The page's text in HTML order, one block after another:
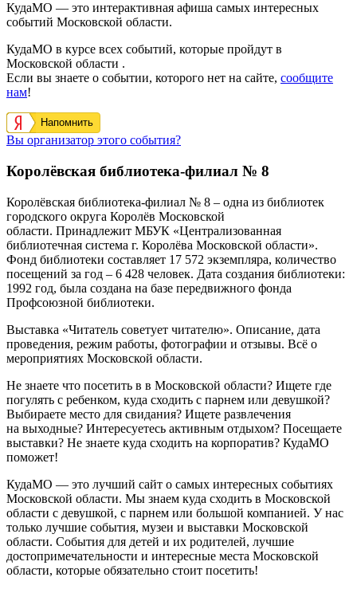
КудаМО — это интерактивная афиша самых интересных
событий Московской области.
КудаМО в курсе всех событий, которые пройдут в
Московской области .
Если вы знаете о событии, которого нет на сайте, сообщите
нам!
Напомнить
Вы организатор этого события?
Королёвская библиотека-филиал № 8
Королёвская библиотека-филиал № 8 – одна из библиотек
городского округа Королёв Московской
области. Принадлежит МБУК «Централизованная
библиотечная система г. Королёва Московской области».
Фонд библиотеки составляет 17 572 экземпляра, количество
посещений за год – 6 428 человек. Дата создания библиотеки:
1992 год, была создана на базе передвижного фонда
Профсоюзной библиотеки.
Выставка «Читатель советует читателю». Описание, дата
проведения, режим работы, фотографии и отзывы. Всё о
мероприятиях Московской области.
Не знаете что посетить в в Московской области? Ищете где
погулять с ребенком, куда сходить с парнем или девушкой?
Выбираете место для свидания? Ищете развлечения
на выходные? Интересуетесь активным отдыхом? Посещаете
выставки? Не знаете куда сходить на корпоратив? КудаМО
поможет!
КудаМО — это лучший сайт о самых интересных событиях
Московской области. Мы знаем куда сходить в Московской
области с девушкой, с парнем или большой компанией. У нас
только лучшие события, музеи и выставки Московской
области. События для детей и их родителей, лучшие
достопримечательности и интересные места Московской
области, которые обязательно стоит посетить!